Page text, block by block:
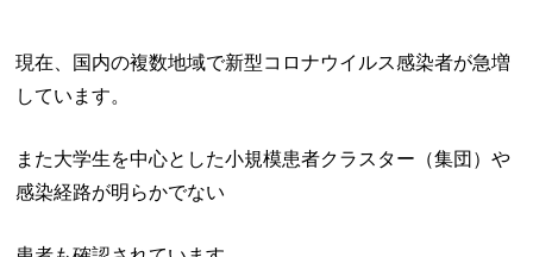
現在、国内の複数地域で新型コロナウイルス感染者が急増
しています。
また大学生を中心とした小規模患者クラスター（集団）や
感染経路が明らかでない